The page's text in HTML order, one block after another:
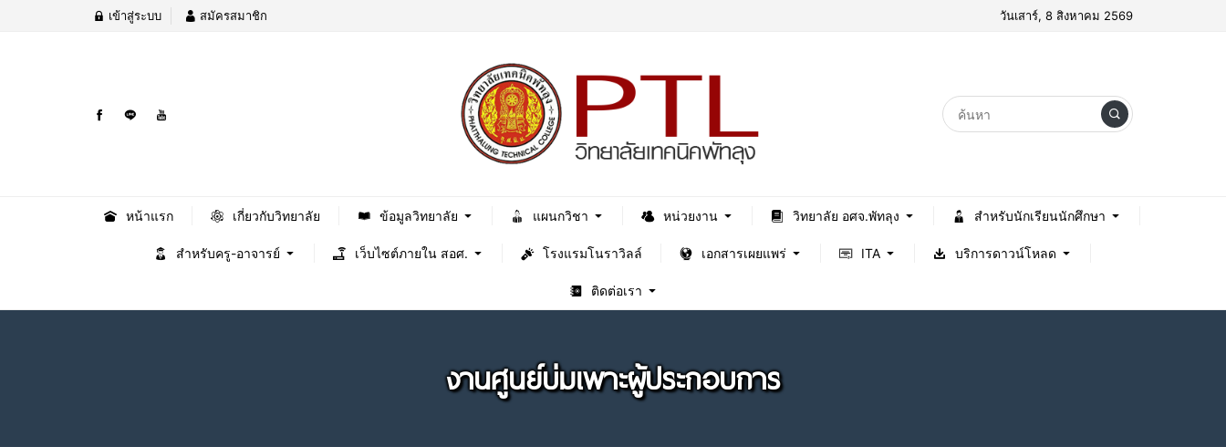
เข้าสู่ระบบ สมัครสมาชิก วันเสาร์, 8 สิงหาคม 2569
หน้าแรก เกี่ยวกับวิทยาลัย ข้อมูลวิทยาลัย แผนกวิชา หน่วยงาน วิทยาลัย อศจ.พัทลุง สำหรับนักเรียนนักศึกษา
สำหรับครู-อาจารย์ เว็บไซต์ภายใน สอศ. โรงแรมโนราวิลล์ เอกสารเผยแพร่ ITA บริการดาวน์โหลด
ติดต่อเรา
งานศูนย์บ่มเพาะผู้ประกอบการ